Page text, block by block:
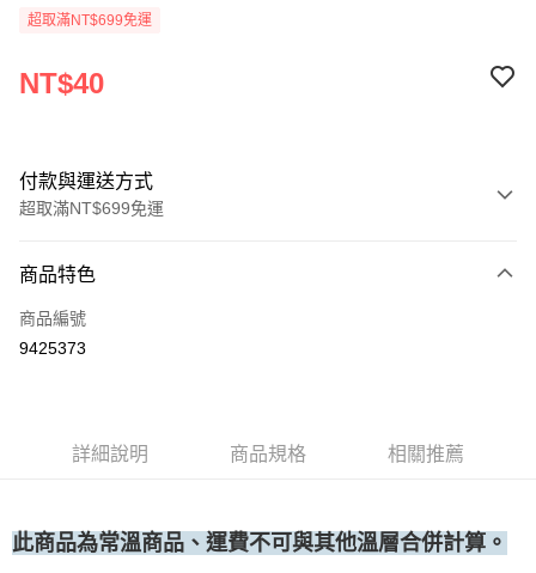
超取滿NT$699免運
NT$40
付款與運送方式
超取滿NT$699免運
信用卡一次付款
Apple Pay
每筆NT$60，滿NT$699(含以上)免運費
每筆NT$60，滿NT$699(含以上)免運費
商品特色
商品編號
9425373
詳細說明 商品規格 相關推薦
此商品為常溫商品、運費不可與其他溫層合併計算。